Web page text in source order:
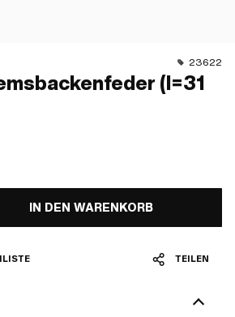
23622
(l=31
IN DEN WARENKORB
TEILEN